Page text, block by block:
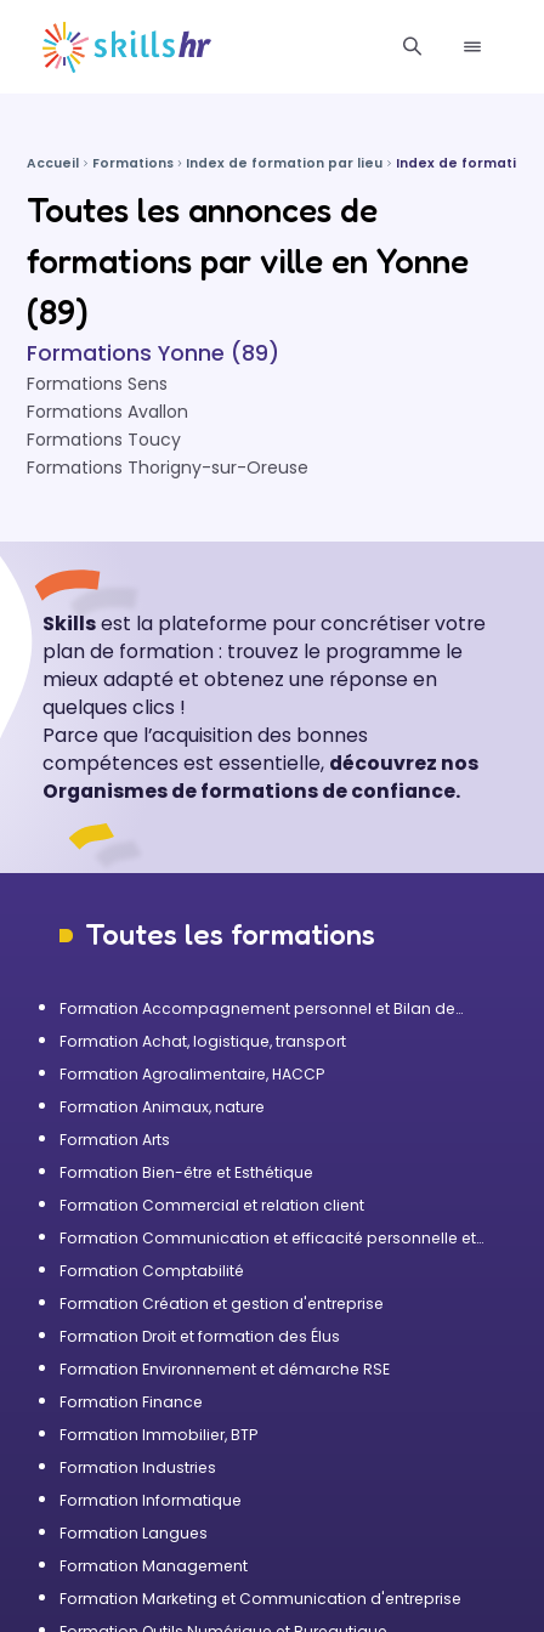
Accueil Formations Index de formation par lieu Index de formations
Toutes les annonces de
formations par ville en Yonne
(89)
Formations Yonne (89)
Formations Sens
Formations Avallon
Formations Toucy
Formations Thorigny-sur-Oreuse
Skillsest la plateforme pour concrétiser votre
plan de formation : trouvez le programme le
mieux adapté et obtenez une réponse en
quelques clics !
Parce que l’acquisition des bonnes
compétences est essentielle, découvrez nos
Organismes de formations de confiance.
Toutes les formations
Formation Accompagnement personnel et Bilan de
Formation Achat, logistique, transport
Formation Agroalimentaire, HACCP
Formation Animaux, nature
Formation Arts
Formation Bien-être et Esthétique
Formation Commercial et relation client
Formation Communication et efficacité personnelle et
Formation Comptabilité
Formation Création et gestion d'entreprise
Formation Droit et formation des Élus
Formation Environnement et démarche RSE
Formation Finance
Formation Immobilier, BTP
Formation Industries
Formation Informatique
Formation Langues
Formation Management
Formation Marketing et Communication d'entreprise